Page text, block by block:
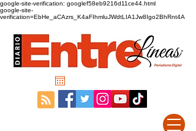
google-site-verification: googlef58eb9216d11ce44.html
google-site-
verification=EbHe_aCAzrs_K4aFIhmluJWdtLIA1Jw8Igo2BhRnt4A